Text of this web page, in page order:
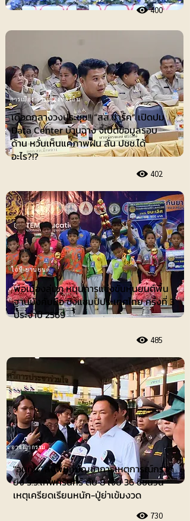
400
เดือดกลางวงประชุม!! “สส.ปาร์ค” เปิดปม
Data Center บ้านฉาง จี้เปิดข้อมูลรอบ
ด้าน หวั่นเห็นแค่ภาพฝัน ลั่น ปชช.ได้
อะไร?!?
402
การเมือง-การเมืองท้องถิ่น
ไอที-ยานยนต์
พ่อเมืองลุ่มภู หนุนการแข่งขันหุ่นยนต์พื้น
ฐานบังคับมือ ชิงแชมป์ประเทศไทย ครั้งที่ 3
ประจำปี 2569
485
"อนุทิน" ลงพื้นที่บัญชาการเหตุการณ์กราด
ยิง ร.ร.เทพศิรินทร์ ดับ 8 เจ็บ 36 ชี้ชนวน
เหตุเครียดเรียนหนัก-ปู่ย่าเข้มงวด
730
อาชญากรรม